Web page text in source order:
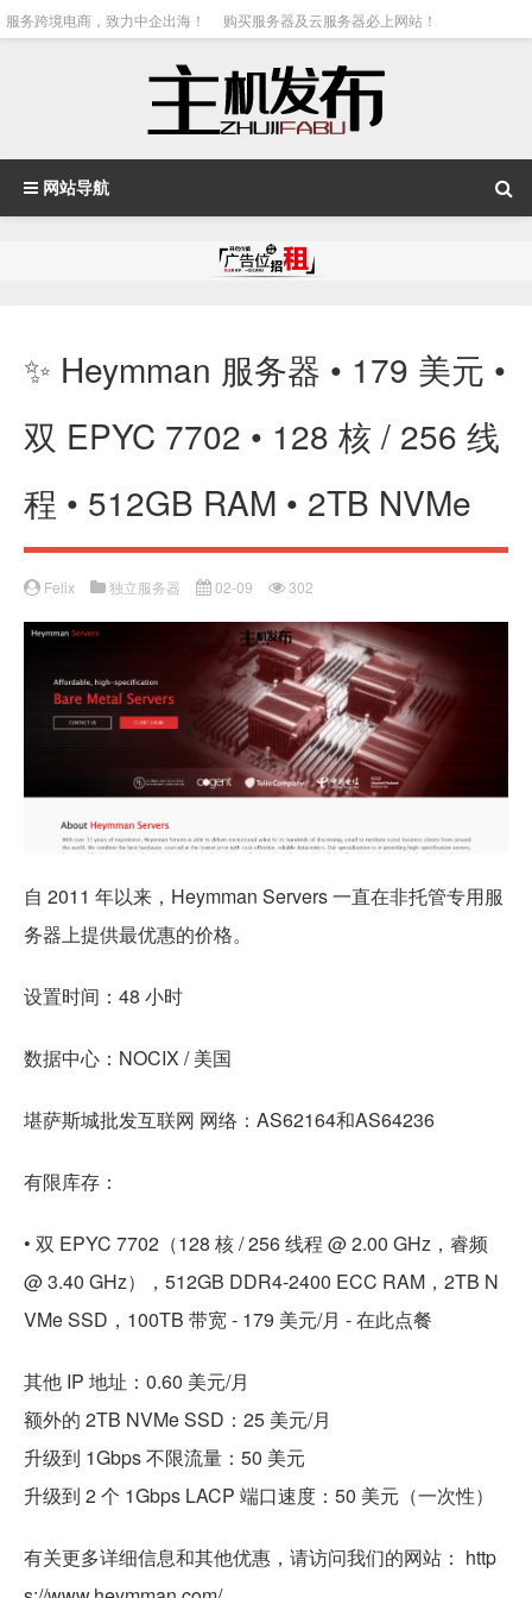
服务跨境电商，致力中企出海！ 购买服务器及云服务器必上网站！
网站导航
✨ Heymman 服务器 • 179 美元 •
双 EPYC 7702 • 128 核 / 256 线
程 • 512GB RAM • 2TB NVMe
Felix 独立服务器 02-09 302
自 2011 年以来，Heymman Servers 一直在非托管专用服
务器上提供最优惠的价格。
设置时间：48 小时
数据中心：NOCIX / 美国
堪萨斯城批发互联网 网络：AS62164和AS64236
有限库存：
• 双 EPYC 7702（128 核 / 256 线程 @ 2.00 GHz，睿频
@ 3.40 GHz），512GB DDR4-2400 ECC RAM，2TB N
VMe SSD，100TB 带宽 - 179 美元/月 - 在此点餐
其他 IP 地址：0.60 美元/月
额外的 2TB NVMe SSD：25 美元/月
升级到 1Gbps 不限流量：50 美元
升级到 2 个 1Gbps LACP 端口速度：50 美元（一次性）
有关更多详细信息和其他优惠，请访问我们的网站： http